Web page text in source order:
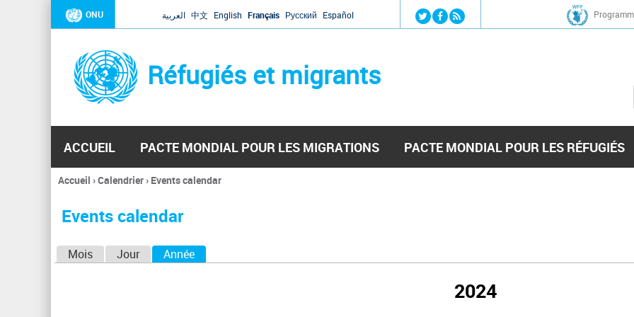
Jump to navigation
ONU العربية 中文 English Français Русский Español
Réfugiés et migrants
ACCUEIL PACTE MONDIAL POUR LES MIGRATIONS PACTE MONDIAL POUR LES RÉFUGIÉS
Vous
ici
Accueil ›Calendrier› Events calendar
Events calendar
Mois Jour Année
2024